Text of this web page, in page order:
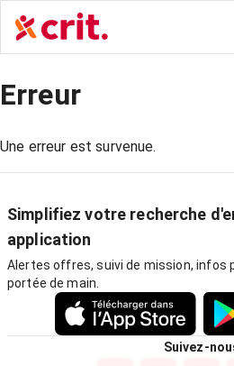
Erreur
Une erreur est survenue.
Simplifiez votre recherche
application
Alertes offres, suivi de mission, infos
portée de main.
Suivez-